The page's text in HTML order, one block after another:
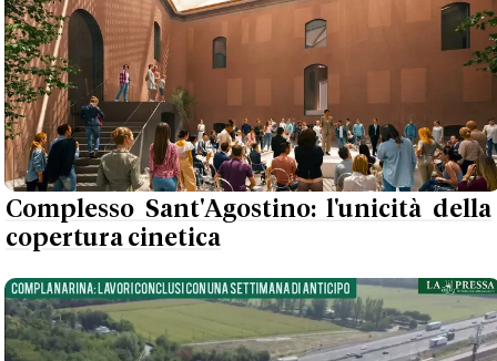
Complesso Sant'Agostino: l'unicità della
copertura cinetica